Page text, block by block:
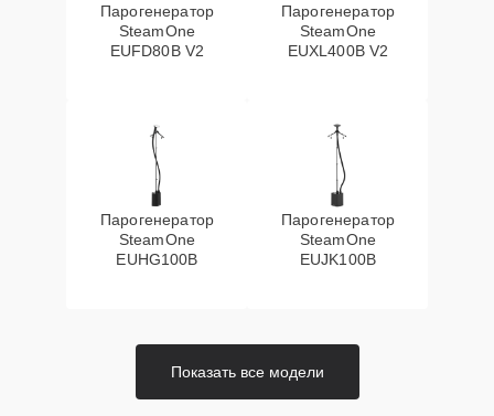
Парогенератор
SteamOne
EUFD80B V2
Парогенератор
SteamOne
EUXL400B V2
Парогенератор
SteamOne
EUHG100B
Парогенератор
SteamOne
EUJK100B
Показать все модели